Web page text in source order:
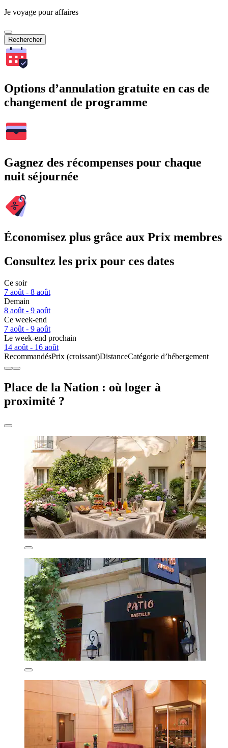
Je voyage pour affaires
Rechercher
Options d’annulation gratuite en cas de
changement de programme
Gagnez des récompenses pour chaque
nuit séjournée
Économisez plus grâce aux Prix membres
Consultez les prix pour ces dates
Ce soir
7 août - 8 août
Demain
8 août - 9 août
Ce week-end
7 août - 9 août
Le week-end prochain
14 août - 16 août
RecommandésPrix (croissant)DistanceCatégorie d’hébergement
Place de la Nation : où loger à
proximité ?